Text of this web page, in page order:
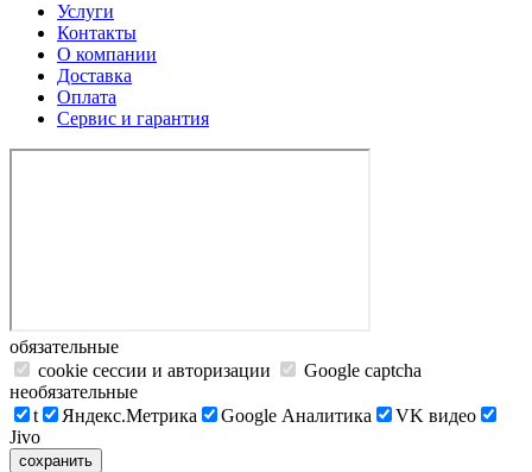
Услуги
Контакты
О компании
Доставка
Оплата
Сервис и гарантия
обязательные
cookie сессии и авторизации
Google captcha
необязательные
t
Яндекс.Метрика Google Аналитика
VK видео
Jivo
сохранить